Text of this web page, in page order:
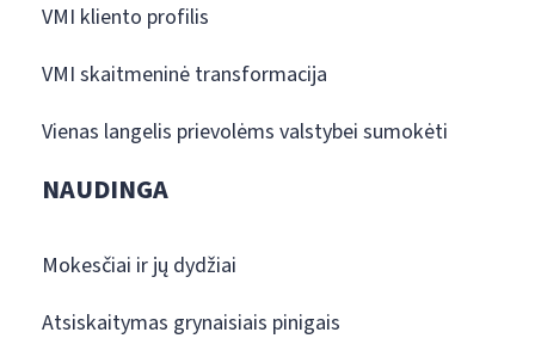
VMI kliento profilis
VMI skaitmeninė transformacija
Vienas langelis prievolėms valstybei sumokėti
NAUDINGA
Mokesčiai ir jų dydžiai
Atsiskaitymas grynaisiais pinigais